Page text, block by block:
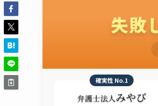
失敗
確実性 No.1